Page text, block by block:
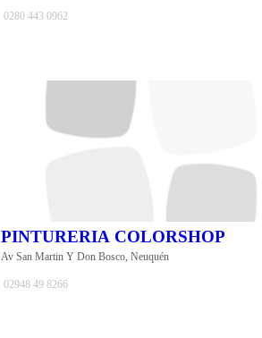
0280 443 0962
PINTURERIA COLORSHOP
Av San Martin Y Don Bosco, Neuquén
02948 49 8266